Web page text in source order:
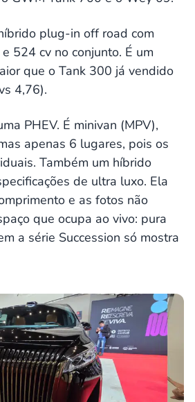
plug-in off road com
524 cv no conjunto. É um
que o Tank 300 já vendido
4,76).
PHEV. É minivan (MPV),
apenas 6 lugares, pois os
Também um híbrido
de ultra luxo. Ela
e as fotos não
que ocupa ao vivo: pura
a série Succession só mostra